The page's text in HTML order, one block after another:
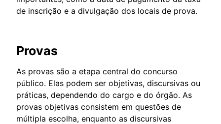
de inscrição e a divulgação dos locais de prova.
Provas
As provas são a etapa central do concurso
público. Elas podem ser objetivas, discursivas ou
práticas, dependendo do cargo e do órgão. As
provas objetivas consistem em questões de
múltipla escolha, enquanto as discursivas